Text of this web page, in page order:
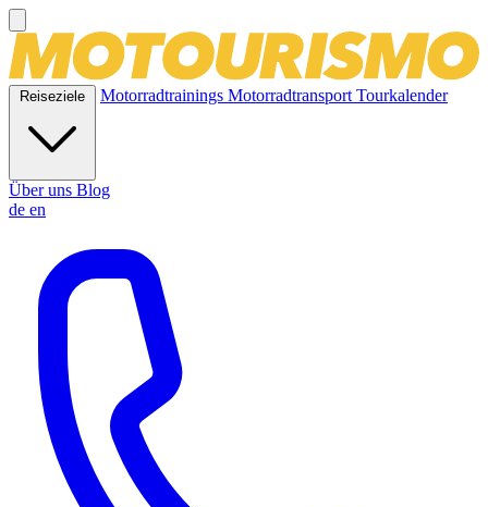
Reiseziele Motorradtrainings MotorradtransportTourkalender
Über uns Blog
de en